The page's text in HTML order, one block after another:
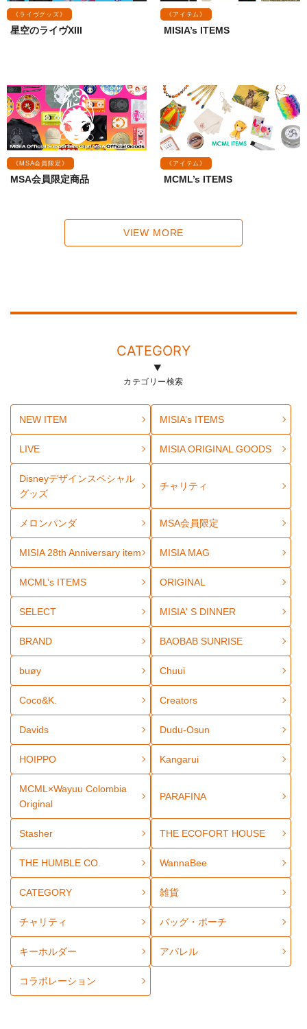
《ライヴグッズ》
星空のライヴXIII
《アイテム》
MISIA’s ITEMS
《MSA会員限定》
MSA会員限定商品
《アイテム》
MCML’s ITEMS
VIEW MORE
CATEGORY
カテゴリー検索
NEW ITEM MISIA’s ITEMS
LIVE MISIA ORIGINAL GOODS
Disneyデザインスペシャル
グッズ
チャリティ
メロンパンダ MSA会員限定
MISIA 28th Anniversary item MISIA MAG
MCML’s ITEMS ORIGINAL
SELECT MISIA' S DINNER
BRAND BAOBAB SUNRISE
buøy Chuui
Coco&K. Creators
Davids Dudu-Osun
HOIPPO Kangarui
MCML×Wayuu Colombia
Original
PARAFINA
Stasher THE ECOFORT HOUSE
THE HUMBLE CO. WannaBee
CATEGORY 雑貨
チャリティ バッグ・ポーチ
キーホルダー アパレル
コラボレーション